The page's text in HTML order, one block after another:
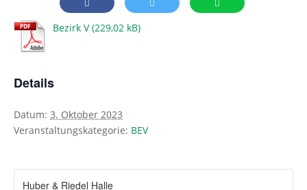
Bezirk V
Details
Datum: 3. Oktober 2023
Veranstaltungskategorie: BEV
Huber & Riedel Halle